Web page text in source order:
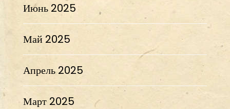
Июнь 2025
Май 2025
Апрель 2025
Март 2025